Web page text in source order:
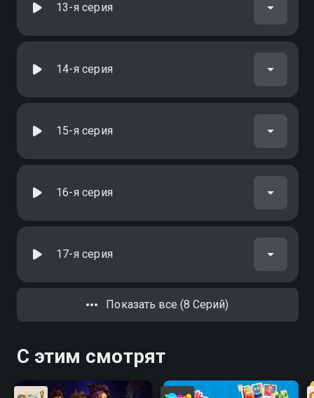
13-я серия
14-я серия
15-я серия
16-я серия
17-я серия
Показать все (8 Серий)
С этим смотрят